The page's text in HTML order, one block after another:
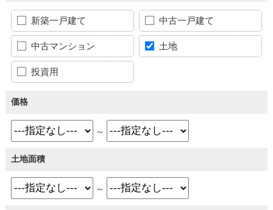
新築一戸建て 中古一戸建て
中古マンション 土地
投資用
価格
～
土地面積
～